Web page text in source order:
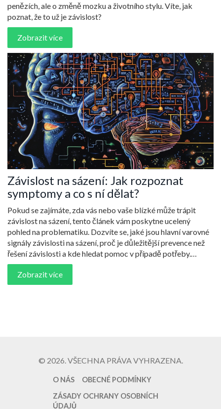
penězích, ale o změně mozku a životního stylu. Víte, jak
poznat, že to už je závislost?
Zobrazit více
Závislost na sázení: Jak rozpoznat
symptomy a co s ní dělat?
Pokud se zajímáte, zda vás nebo vaše blízké může trápit
závislost na sázení, tento článek vám poskytne ucelený
pohled na problematiku. Dozvíte se, jaké jsou hlavní varovné
signály závislosti na sázení, proč je důležitější prevence než
řešení závislosti a kde hledat pomoc v případě potřeby.
Připravte se na hloubkový pohled na symptomy, důsledky a
možnosti léčby této formy závislosti.
Zobrazit více
© 2026. VŠECHNA PRÁVA VYHRAZENA.
O NÁS
OBECNÉ PODMÍNKY
ZÁSADY OCHRANY OSOBNÍCH
ÚDAJŮ